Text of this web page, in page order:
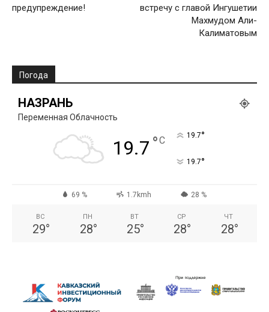
предупреждение!
встречу с главой Ингушетии
Махмудом Али-
Калиматовым
Погода
НАЗРАНЬ
Переменная Облачность
19.7 °C 19.7°
19.7°
69 % 1.7kmh 28 %
ВС
29°
ПН
28°
ВТ
25°
СР
28°
ЧТ
28°